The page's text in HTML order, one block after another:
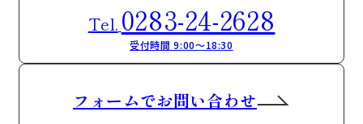
Tel. 0283-24-2628
受付時間 9:00～18:30
フォームでお問い合わせ